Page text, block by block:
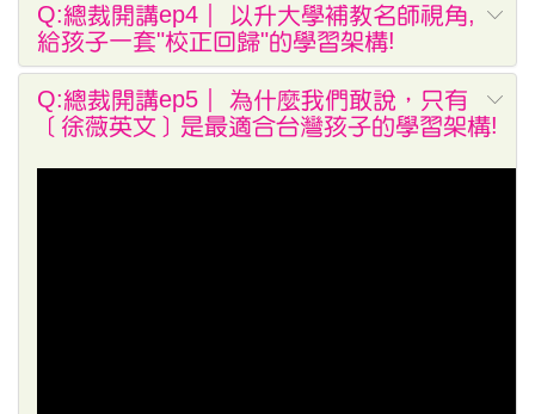
Q:總裁開講ep4｜ 以升大學補教名師視角,
給孩子一套"校正回歸"的學習架構!
Q:總裁開講ep5｜ 為什麼我們敢說，只有
［徐薇英文］是最適合台灣孩子的學習架構!